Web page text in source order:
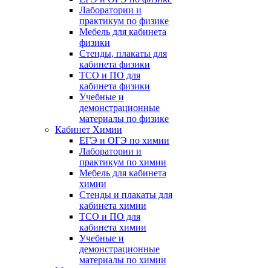
Лаборатории и
практикум по физике
Мебель для кабинета
физики
Стенды, плакаты для
кабинета физики
ТСО и ПО для
кабинета физики
Учебные и
демонстрационные
материалы по физике
Кабинет Химии
ЕГЭ и ОГЭ по химии
Лаборатории и
практикум по химии
Мебель для кабинета
химии
Стенды и плакаты для
кабинета химии
ТСО и ПО для
кабинета химии
Учебные и
демонстрационные
материалы по химии